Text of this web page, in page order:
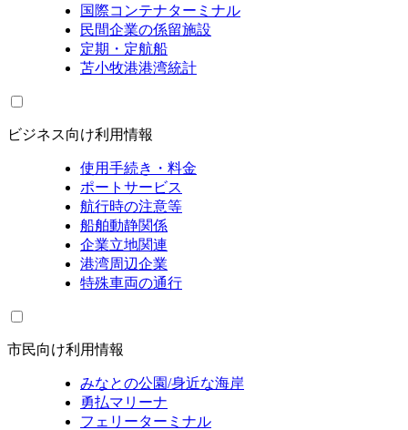
国際コンテナターミナル
民間企業の係留施設
定期・定航船
苫小牧港港湾統計
ビジネス向け利用情報
使用手続き・料金
ポートサービス
航行時の注意等
船舶動静関係
企業立地関連
港湾周辺企業
特殊車両の通行
市民向け利用情報
みなとの公園/身近な海岸
勇払マリーナ
フェリーターミナル